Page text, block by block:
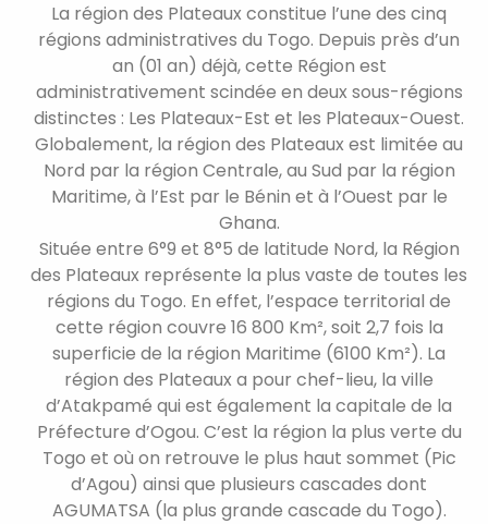
La région des Plateaux constitue l’une des cinq
régions administratives du Togo. Depuis près d’un
an (01 an) déjà, cette Région est
administrativement scindée en deux sous-régions
distinctes : Les Plateaux-Est et les Plateaux-Ouest.
Globalement, la région des Plateaux est limitée au
Nord par la région Centrale, au Sud par la région
Maritime, à l’Est par le Bénin et à l’Ouest par le
Ghana.
Située entre 6°9 et 8°5 de latitude Nord, la Région
des Plateaux représente la plus vaste de toutes les
régions du Togo. En effet, l’espace territorial de
cette région couvre 16 800 Km², soit 2,7 fois la
superficie de la région Maritime (6100 Km²). La
région des Plateaux a pour chef-lieu, la ville
d’Atakpamé qui est également la capitale de la
Préfecture d’Ogou. C’est la région la plus verte du
Togo et où on retrouve le plus haut sommet (Pic
d’Agou) ainsi que plusieurs cascades dont
AGUMATSA (la plus grande cascade du Togo).